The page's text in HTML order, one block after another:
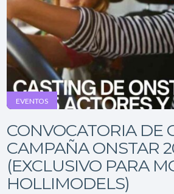
EVENTOS
CONVOCATORIA DE
CAMPAÑA ONSTAR
(EXCLUSIVO PARA
HOLLIMODELS)